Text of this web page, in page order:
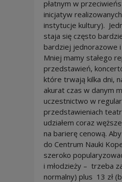
płatnym w
inicjatyw
instytucje kultury).
staja się często
bardziej jednorazowe
Mniej mamy stałego
przedstawień,
które trwają kilka dni,
akurat czas w danym
uczestnictwo w
przedstawieniach
udziałem coraz
na barierę cenową.
do Centrum Nauki
szeroko
i młodzieży – trzeba
normalny) plus 13 zł